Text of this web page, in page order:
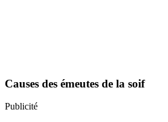
Causes des émeutes de la soif
Publicité